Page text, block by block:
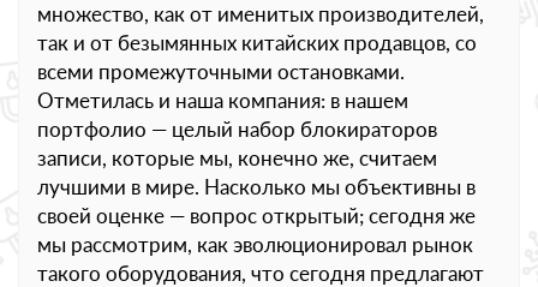
множество, как от именитых производителей,
так и от безымянных китайских продавцов, со
всеми промежуточными остановками.
Отметилась и наша компания: в нашем
портфолио — целый набор блокираторов
записи, которые мы, конечно же, считаем
лучшими в мире. Насколько мы объективны в
своей оценке — вопрос открытый; сегодня же
мы рассмотрим, как эволюционировал рынок
такого оборудования, что сегодня предлагают